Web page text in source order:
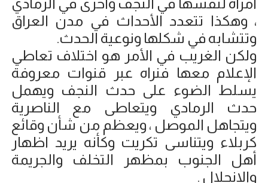
امرأة لنفسها في النجف واخرى في الرمادي
، وهكذا تتعدد الأحداث في مدن العراق
وتتشابه في شكلها ونوعية الحدث.
ولكن الغريب في الأمر هو اختلاف تعاطي
الإعلام معها فنراه عبر قنوات معروفة
يسلط الضوء على حدث النجف ويهمل
حدث الرمادي ويتعاطى مع الناصرية
ويتجاهل الموصل ، ويعظم من شأن وقائع
كربلاء ويتناسى تكريت وكأنه يريد اظهار
أهل الجنوب بمظهر التخلف والجريمة
والانحلال .